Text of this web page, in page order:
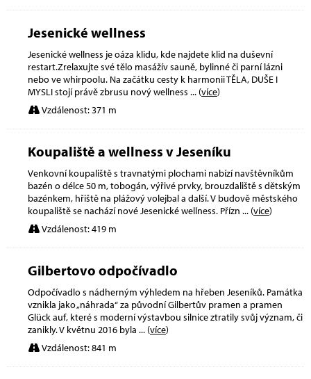
Jesenické wellness
Jesenické wellness je oáza klidu, kde najdete klid na duševní
restart.Zrelaxujte své tělo masážív sauně, bylinné či parní lázni
nebo ve whirpoolu. Na začátku cesty k harmonii TĚLA, DUŠE I
MYSLI stojí právě zbrusu nový wellness ... (více)
Vzdálenost: 371 m
Koupaliště a wellness v Jeseníku
Venkovní koupaliště s travnatými plochami nabízí navštěvníkům
bazén o délce 50 m, tobogán, výřivé prvky, brouzdaliště s dětským
bazénkem, hřiště na plážový volejbal a další. V budově městského
koupaliště se nachází nové Jesenické wellness. Přízn ... (více)
Vzdálenost: 419 m
Gilbertovo odpočívadlo
Odpočívadlo s nádherným výhledem na hřeben Jeseníků. Památka
vznikla jako „náhrada“ za původní Gilbertův pramen a pramen
Glück auf, které s moderní výstavbou silnice ztratily svůj význam, či
zanikly. V květnu 2016 byla ... (více)
Vzdálenost: 841 m